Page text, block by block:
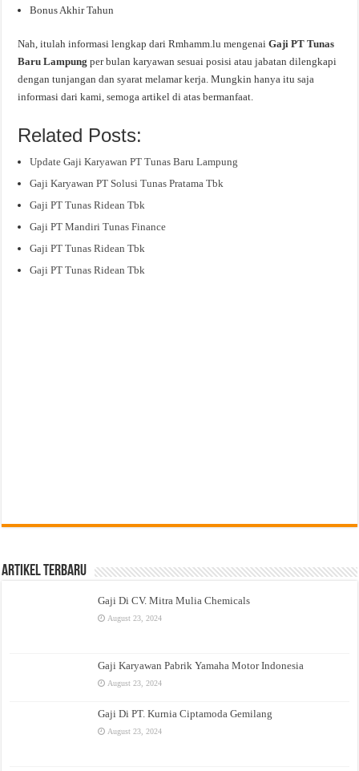
Bonus Akhir Tahun
Nah, itulah informasi lengkap dari Rmhamm.lu mengenaiGaji PT Tunas
Baru Lampungper bulan karyawan sesuai posisi atau jabatan dilengkapi
dengan tunjangan dan syarat melamar kerja. Mungkin hanya itu saja
informasi dari kami, semoga artikel di atas bermanfaat.
Related Posts:
Update Gaji Karyawan PT Tunas Baru Lampung
Gaji Karyawan PT Solusi Tunas Pratama Tbk
Gaji PT Tunas Ridean Tbk
Gaji PT Mandiri Tunas Finance
Gaji PT Tunas Ridean Tbk
Gaji PT Tunas Ridean Tbk
Artikel Terbaru
Gaji Di CV. Mitra Mulia Chemicals
August 23, 2024
Gaji Karyawan Pabrik Yamaha Motor Indonesia
August 23, 2024
Gaji Di PT. Kurnia Ciptamoda Gemilang
August 23, 2024